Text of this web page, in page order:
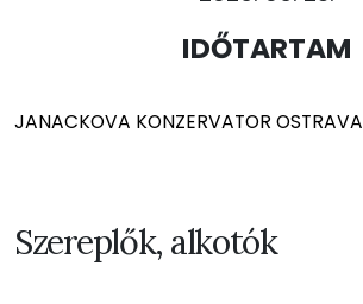
IDŐTARTAM
JANACKOVA KONZERVATOR OSTRAVA
Szereplők, alkotók